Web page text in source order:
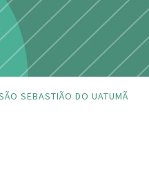
SEBASTIÃO DO UATUMÃ